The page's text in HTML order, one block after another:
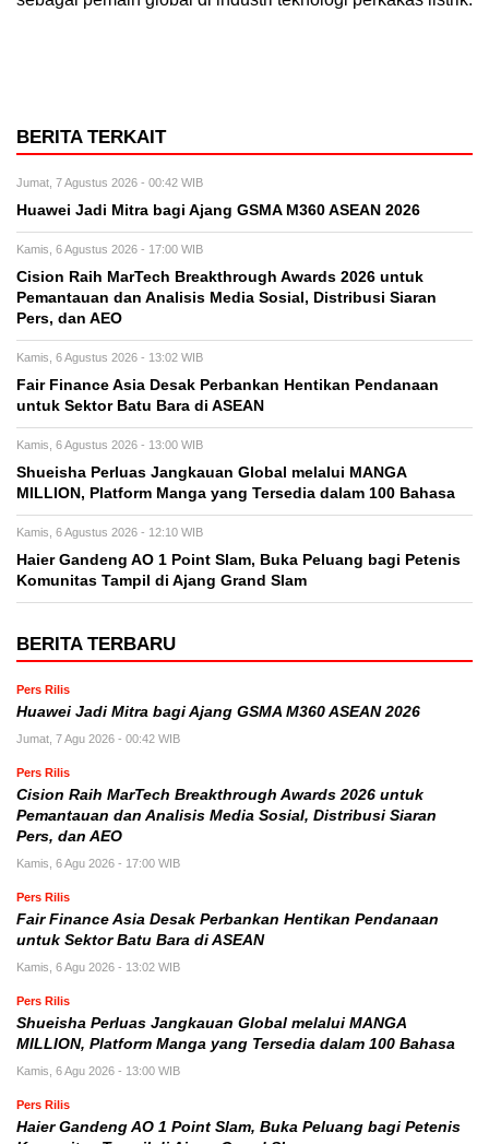
BERITA TERKAIT
Jumat, 7 Agustus 2026 - 00:42 WIB
Huawei Jadi Mitra bagi Ajang GSMA M360 ASEAN 2026
Kamis, 6 Agustus 2026 - 17:00 WIB
Cision Raih MarTech Breakthrough Awards 2026 untuk
Pemantauan dan Analisis Media Sosial, Distribusi Siaran
Pers, dan AEO
Kamis, 6 Agustus 2026 - 13:02 WIB
Fair Finance Asia Desak Perbankan Hentikan Pendanaan
untuk Sektor Batu Bara di ASEAN
Kamis, 6 Agustus 2026 - 13:00 WIB
Shueisha Perluas Jangkauan Global melalui MANGA
MILLION, Platform Manga yang Tersedia dalam 100 Bahasa
Kamis, 6 Agustus 2026 - 12:10 WIB
Haier Gandeng AO 1 Point Slam, Buka Peluang bagi Petenis
Komunitas Tampil di Ajang Grand Slam
BERITA TERBARU
Pers Rilis
Huawei Jadi Mitra bagi Ajang GSMA M360 ASEAN 2026
Jumat, 7 Agu 2026 - 00:42 WIB
Pers Rilis
Cision Raih MarTech Breakthrough Awards 2026 untuk
Pemantauan dan Analisis Media Sosial, Distribusi Siaran
Pers, dan AEO
Kamis, 6 Agu 2026 - 17:00 WIB
Pers Rilis
Fair Finance Asia Desak Perbankan Hentikan Pendanaan
untuk Sektor Batu Bara di ASEAN
Kamis, 6 Agu 2026 - 13:02 WIB
Pers Rilis
Shueisha Perluas Jangkauan Global melalui MANGA
MILLION, Platform Manga yang Tersedia dalam 100 Bahasa
Kamis, 6 Agu 2026 - 13:00 WIB
Pers Rilis
Haier Gandeng AO 1 Point Slam, Buka Peluang bagi Petenis